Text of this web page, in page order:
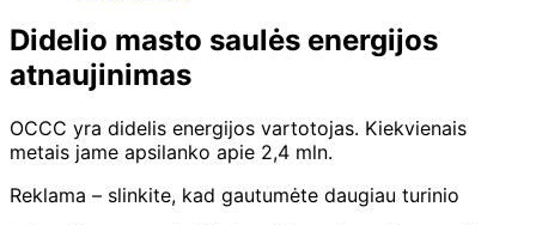
Didelio masto saulės energijos
atnaujinimas
OCCC yra didelis energijos vartotojas. Kiekvienais
metais jame apsilanko apie 2,4 mln.
Reklama – slinkite, kad gautumėte daugiau turinio